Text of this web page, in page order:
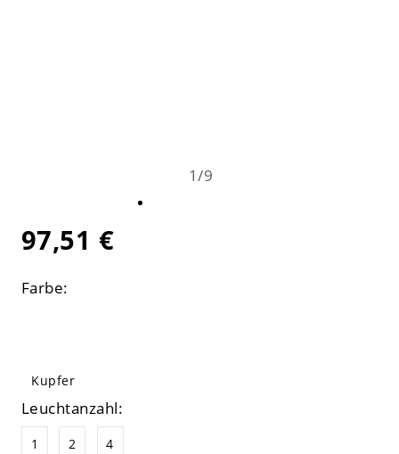
1/9
97,51 €
Farbe:
Kupfer
Leuchtanzahl:
1 2 4